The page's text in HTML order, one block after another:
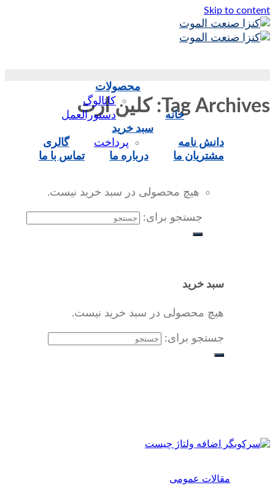
Skip to content
خانه
محصولات
کاتالوگ
دستورالعمل
دانش نامه
سبد خرید
پرداخت
گالری
مشتریان ما
درباره ما تماس‌ با‌ ما
هیچ محصولی در سبد خرید نیست.
جستجو برای:
سبد خرید
هیچ محصولی در سبد خرید نیست.
جستجو برای:
Tag Archives: کلین ارت
مقالات عمومی